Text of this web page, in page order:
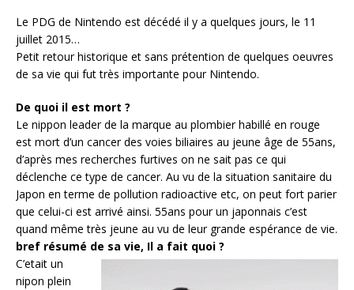
Le PDG de Nintendo est décédé il y a quelques jours, le 11
juillet 2015…
Petit retour historique et sans prétention de quelques oeuvres
de sa vie qui fut très importante pour Nintendo.
De quoi il est mort ?
Le nippon leader de la marque au plombier habillé en rouge
est mort d’un cancer des voies biliaires au jeune âge de 55ans,
d’après mes recherches furtives on ne sait pas ce qui
déclenche ce type de cancer. Au vu de la situation sanitaire du
Japon en terme de pollution radioactive etc, on peut fort parier
que celui-ci est arrivé ainsi. 55ans pour un japonnais c’est
quand même très jeune au vu de leur grande espérance de vie.
bref résumé de sa vie, Il a fait quoi ?
C’etait un
nipon plein